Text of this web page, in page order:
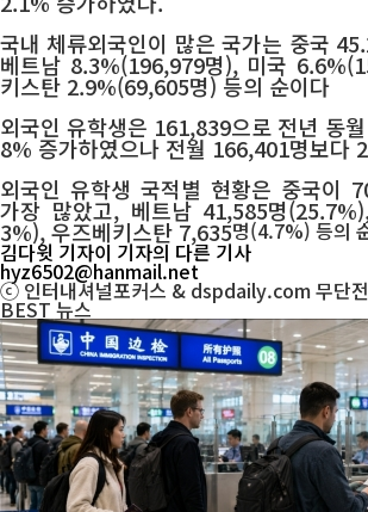
국내 체류외국인이 많은 국가는 중국
베트남 8.3%(196,979명), 미국
키스탄 2.9%(69,605명) 등의 순이다
외국인 유학생은 161,839으로 전년 동
8% 증가하였으나 전월 166,401명보다
외국인 유학생 국적별 현황은 중국이
가장 많았고, 베트남 41,585명
3%), 우즈베키스탄 7,635명(4.7%) 등의
김다윗 기자이 기자의 다른 기사
hyz6502@hanmail.net
ⓒ 인터내셔널포커스 & dspdaily.com 무단
BEST뉴스